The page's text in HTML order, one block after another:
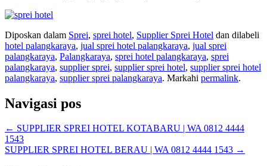
Diposkan dalam Sprei, sprei hotel, Supplier Sprei Hotel dan dilabeli
hotel palangkaraya, jual sprei hotel palangkaraya, jual sprei
palangkaraya, Palangkaraya, sprei hotel palangkaraya, sprei
palangkaraya, supplier sprei, supplier sprei hotel, supplier sprei hotel
palangkaraya, supplier sprei palangkaraya. Markahi permalink.
Navigasi pos
← SUPPLIER SPREI HOTEL KOTABARU | WA 0812 4444
1543
SUPPLIER SPREI HOTEL BERAU | WA 0812 4444 1543 →